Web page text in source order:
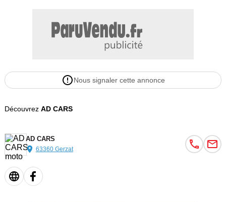
Nous signaler cette annonce
Découvrez AD CARS
AD CARS
63360 Gerzat